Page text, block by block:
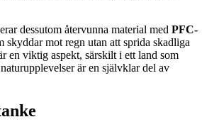
dessutom återvunna material med PFC-
skyddar mot regn utan att sprida skadliga
en viktig aspekt, särskilt i ett land som
är en självklar del av